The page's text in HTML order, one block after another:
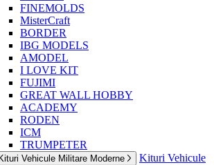
FINEMOLDS
MisterCraft
BORDER
IBG MODELS
AMODEL
I LOVE KIT
FUJIMI
GREAT WALL HOBBY
ACADEMY
RODEN
ICM
TRUMPETER
Kituri Vehicule Militare Moderne
Kituri Vehicule